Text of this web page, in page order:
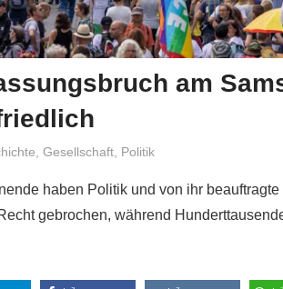
am
Gesellschaft, Politik
haben Politik und von ihr
gebrochen, während